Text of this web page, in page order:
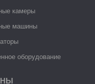
камеры
машины
оборудование